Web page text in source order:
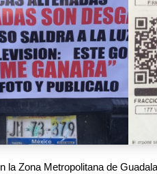
Zona Metropolitana de